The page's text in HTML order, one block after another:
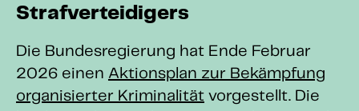
Strafverteidigers
Die Bundesregierung hat Ende Februar
2026 einen Aktionsplan zur Bekämpfung
organisierter Kriminalitätvorgestellt. Die